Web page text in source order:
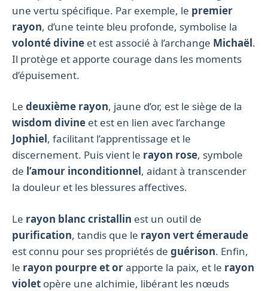
une vertu spécifique. Par exemple, le premier
rayon, d’une teinte bleu profonde, symbolise la
volonté divine et est associé à l’archange Michaël.
Il protège et apporte courage dans les moments
d’épuisement.
Le deuxième rayon, jaune d’or, est le siège de la
wisdom divine et est en lien avec l’archange
Jophiel, facilitant l’apprentissage et le
discernement. Puis vient le rayon rose, symbole
de l’amour inconditionnel, aidant à transcender
la douleur et les blessures affectives.
Le rayon blanc cristallin est un outil de
purification, tandis que le rayon vert émeraude
est connu pour ses propriétés de guérison. Enfin,
le rayon pourpre et orapporte la paix, et le rayon
violet opère une alchimie, libérant les nœuds